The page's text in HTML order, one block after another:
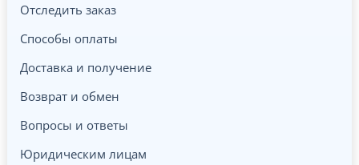
Отследить заказ
Способы оплаты
Доставка и получение
Возврат и обмен
Вопросы и ответы
Юридическим лицам